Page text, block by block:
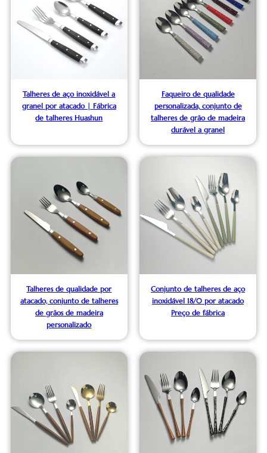
Talheres de aço inoxidável a
granel por atacado | Fábrica
de talheres Huashun
Faqueiro de qualidade
personalizada, conjunto de
talheres de grão de madeira
durável a granel
Talheres de qualidade por
atacado, conjunto de talheres
de grãos de madeira
personalizado
Conjunto de talheres de aço
inoxidável 18/0 por atacado
Preço de fábrica